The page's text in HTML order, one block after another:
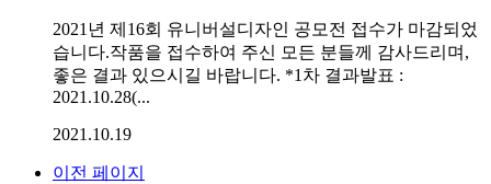
2021년 제16회 유니버설디자인 공모전 접수가 마감되었
습니다.작품을 접수하여 주신 모든 분들께 감사드리며,
좋은 결과 있으시길 바랍니다. *1차 결과발표 :
2021.10.28(...
2021.10.19
이전 페이지